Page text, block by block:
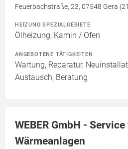
Feuerbachstraße, 23, 07548 Gera
HEIZUNG SPEZIALGEBIETE
Ölheizung, Kamin / Ofen
ANGEBOTENE TÄTIGKEITEN
Wartung, Reparatur,
Austausch, Beratung
WEBER GmbH -
Wärmeanlagen